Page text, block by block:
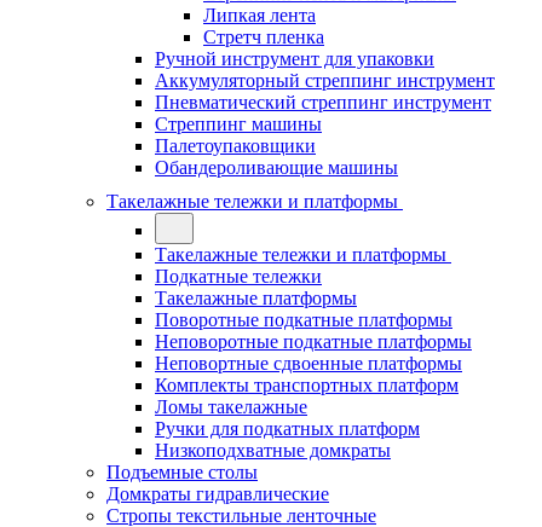
Липкая лента
Стретч пленка
Ручной инструмент для упаковки
Аккумуляторный стреппинг инструмент
Пневматический стреппинг инструмент
Стреппинг машины
Палетоупаковщики
Обандероливающие машины
Такелажные тележки и платформы
Такелажные тележки и платформы
Подкатные тележки
Такелажные платформы
Поворотные подкатные платформы
Неповоротные подкатные платформы
Неповортные сдвоенные платформы
Комплекты транспортных платформ
Ломы такелажные
Ручки для подкатных платформ
Низкоподхватные домкраты
Подъемные столы
Домкраты гидравлические
Стропы текстильные ленточные